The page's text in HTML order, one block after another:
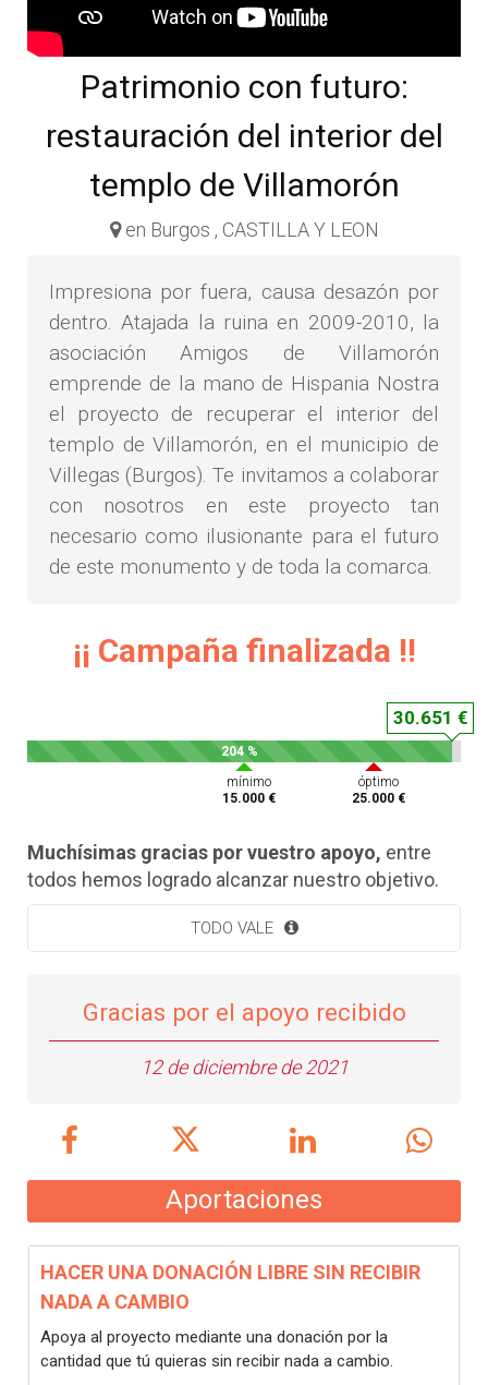
Patrimonio con futuro:
restauración del interior del
templo de Villamorón
en Burgos , CASTILLA Y LEON
Impresiona por fuera, causa desazón por
dentro. Atajada la ruina en 2009-2010, la
asociación Amigos de Villamorón
emprende de la mano de Hispania Nostra
el proyecto de recuperar el interior del
templo de Villamorón, en el municipio de
Villegas (Burgos). Te invitamos a colaborar
con nosotros en este proyecto tan
necesario como ilusionante para el futuro
de este monumento y de toda la comarca.
¡¡ Campaña finalizada !!
30.651 €
204 %
mínimo
15.000 €
óptimo
25.000 €
Muchísimas gracias por vuestro apoyo, entre
todos hemos logrado alcanzar nuestro objetivo.
TODO VALE
Gracias por el apoyo recibido
12 de diciembre de 2021
Aportaciones
HACER UNA DONACIÓN LIBRE SIN RECIBIR
NADA A CAMBIO
Apoya al proyecto mediante una donación por la
cantidad que tú quieras sin recibir nada a cambio.